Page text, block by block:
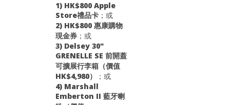
1) HK$800 Apple
Store禮品卡 ；或
2) HK$800 惠康購物
現金券 ；或
3) Delsey 30"
GRENELLE SE 前開蓋
可擴展行李箱（價值
HK$4,980）
；或
4) Marshall
Emberton II 藍牙喇